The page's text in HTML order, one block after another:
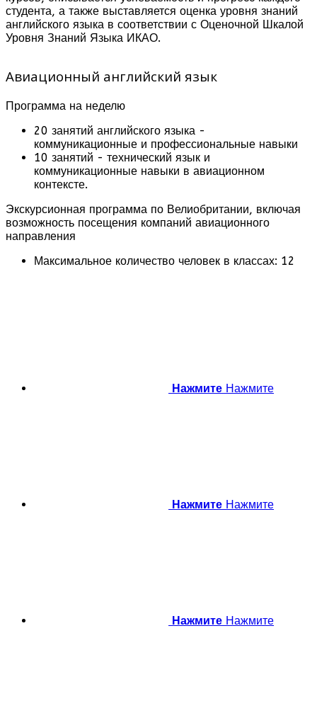
студента, а также выставляется оценка уровня знаний
английского языка в соответствии с Оценочной Шкалой
Уровня Знаний Языка ИКАО.
Авиационный английский язык
Программа на неделю
20 занятий английского языка -
коммуникационные и профессиональные навыки
10 занятий - технический язык и
коммуникационные навыки в авиационном
контексте.
Экскурсионная программа по Велиобритании, включая
возможность посещения компаний авиационного
направления
Максимальное количество человек в классах: 12
Нажмите Нажмите
Нажмите Нажмите
Нажмите Нажмите